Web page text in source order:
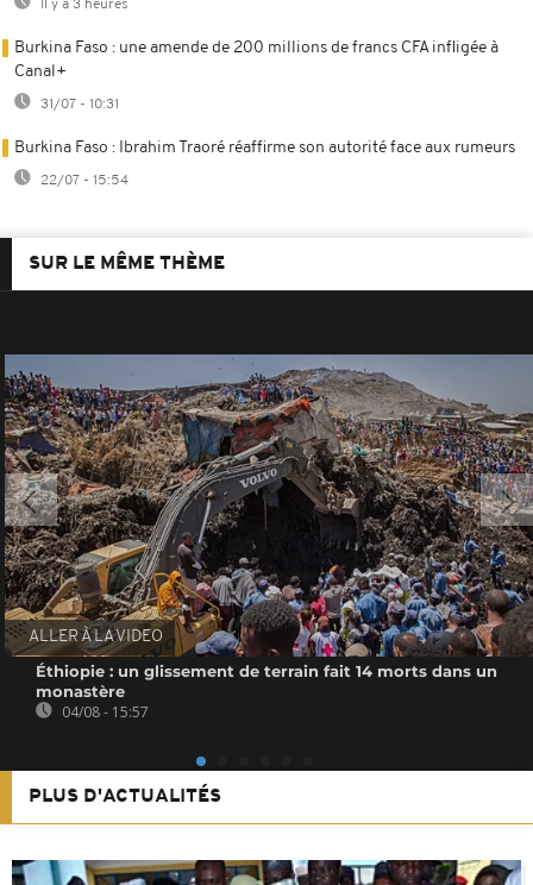
Il y a 3 heures
Burkina Faso : une amende de 200 millions de francs CFA infligée à
Canal+
31/07 - 10:31
Burkina Faso : Ibrahim Traoré réaffirme son autorité face aux rumeurs
22/07 - 15:54
SUR LE MÊME THÈME
ALLER À LA VIDEO
Éthiopie : un glissement de terrain fait 14 morts dans un
monastère
04/08 - 15:57
PLUS D'ACTUALITÉS